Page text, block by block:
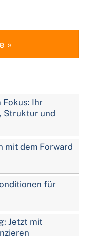
»
Ihr
Struktur und
mit dem Forward
für
Jetzt mit